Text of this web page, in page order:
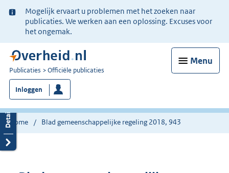
Ter
informatie:
Mogelijk ervaart u problemen met het zoeken naar
publicaties. We werken aan een oplossing. Excuses voor
het ongemak.
Menu
U
bent
nu
hier:
Publicaties Officiële publicaties
Inloggen
Home Blad gemeenschappelijke regeling 2018, 943